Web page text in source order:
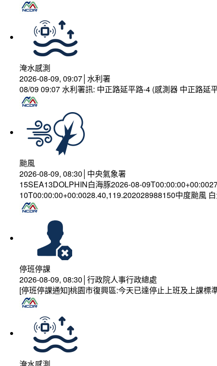
淹水感測
2026-08-09, 09:07│水利署
08/09 09:07 水利署訊: 中正路延平路-4 (感測器 中正路
颱風
2026-08-09, 08:30│中央氣象署
15SEA13DOLPHIN白海豚2026-08-
10T00:00:00+00:0028.40,119.202028988150中度颱風
停班停課
2026-08-09, 08:30│行政院人事行政總處
[停班停課通知]桃園市復興區:今天已達停止上班及上課